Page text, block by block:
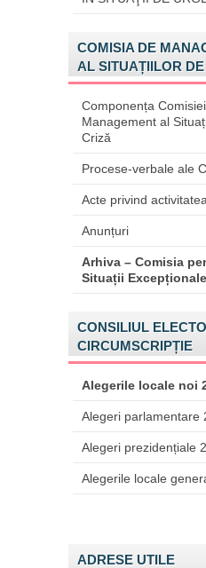
COMISIA DE
AL SITUAȚIILOR
Componența
Management al
Criză
Procese-verbale ale
Acte privind
Anunțuri
Arhiva – Comisia
Situații Excepționale
CONSILIUL
CIRCUMSCRIPȚIE
Alegerile locale noi
Alegeri parlamentare
Alegeri prezidențiale
Alegerile locale
ADRESE UTILE